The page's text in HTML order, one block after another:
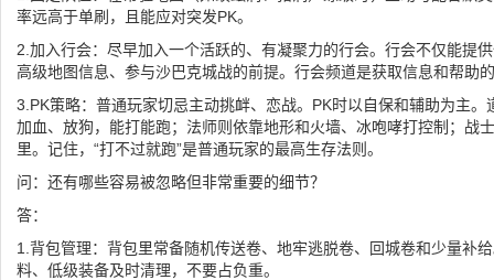
率远高于单刷，且能应对突发PK。
2.加入行会：尽早加入一个活跃的、有凝聚力的行会。行会不仅能提
高级地图信息、参与沙巴克城战的前提。行会频道是获取信息和帮助
3.PK策略：普通玩家切忌主动挑衅、恋战。PK时以自保和辅助为主
加血、放狗，能打能跑；法师则依靠地形和火墙、冰咆哮打控制；战
里。记住，“打不过就跑”是普通玩家的最高生存法则。
问：还有哪些容易被忽略但非常重要的细节？
答：
1.背包管理：背包里常备随机传送卷、地牢逃脱卷、回城卷和少量补
料、低级装备及时清理，不要占负重。